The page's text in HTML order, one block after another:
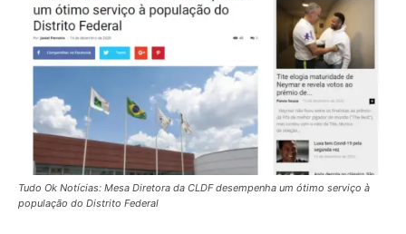
Tudo Ok Notícias: Mesa Diretora da CLDF desempenha um ótimo serviço à
população do Distrito Federal